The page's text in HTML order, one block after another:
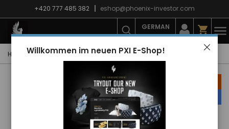
Willkommen im neuen PXI E-Shop!
+420 777 485 382 eshop@phoenix-investor.com
GERMAN
Hauptseite E-shop Werbemittel Sportrucksack PXI grau